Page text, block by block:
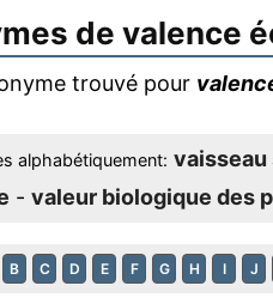
de valence
trouvé pour
alphabétiquement: vaisseau
- valeur biologique des
B C D E F G H I J